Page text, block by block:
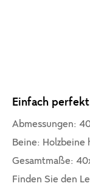
Einfach perfekt
Abmessungen:
Beine: Holzbeine
Gesamtmaße:
Finden Sie den